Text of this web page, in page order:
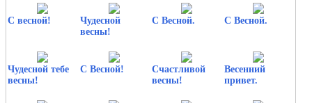
С весной!
Чудесной
весны!
С Весной. С Весной.
Чудесной тебе
весны!
С Весной!
Счастливой
весны!
Весенний
привет.